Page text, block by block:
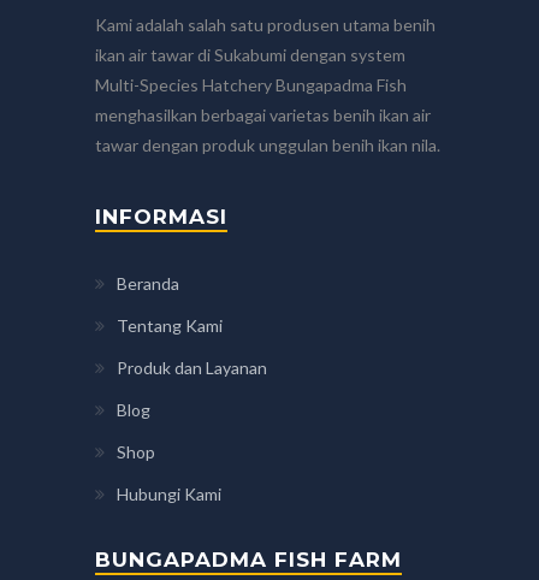
Kami adalah salah satu produsen utama benih
ikan air tawar di Sukabumi dengan system
Multi-Species Hatchery Bungapadma Fish
menghasilkan berbagai varietas benih ikan air
tawar dengan produk unggulan benih ikan nila.
INFORMASI
Beranda
Tentang Kami
Produk dan Layanan
Blog
Shop
Hubungi Kami
BUNGAPADMA FISH FARM